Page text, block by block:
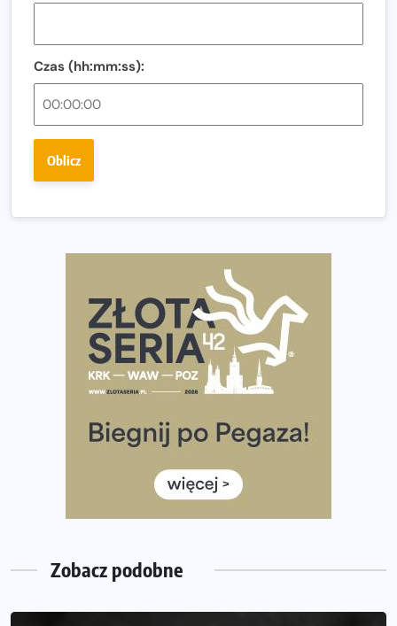
Regeneracja w bieganiu. Co warto o niej wiedzieć?
Ostatnie wolne miejsca na jubileuszowy Bieg
Fabrykanta. Organizatorzy odkrywają trasę dzień po
wybiera wyzwanie trzech największych maratonów w
Praska 5k Run gospodarzem Mistrzostw Polski
Największy Bieg Powstania Warszawskiego w historii.
Ponad 12 tysięcy uczestników pobiegło dla Bohaterów!
Tętno vs tempo – czym kierować się w bieganiu?
Co ma dużo białka? Produkty, które warto włączyć do
Rozbiegany Olsztyn szykuje się na weekend z
Już w tę sobotę 35. Bieg Powstania Warszawskiego.
Wystartuje rekordowa liczba uczestników
35. Bieg Powstania Warszawskiego – praktyczny
poradnik przed startem
Czas (hh:mm:ss):
Oblicz
Zobacz podobne